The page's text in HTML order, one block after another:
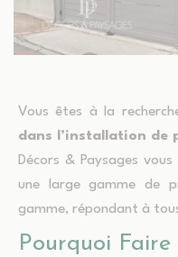
Vous êtes à la
dans l’installation de
Décors & Paysages
une large gamme de
gamme, répondant à
Pourquoi